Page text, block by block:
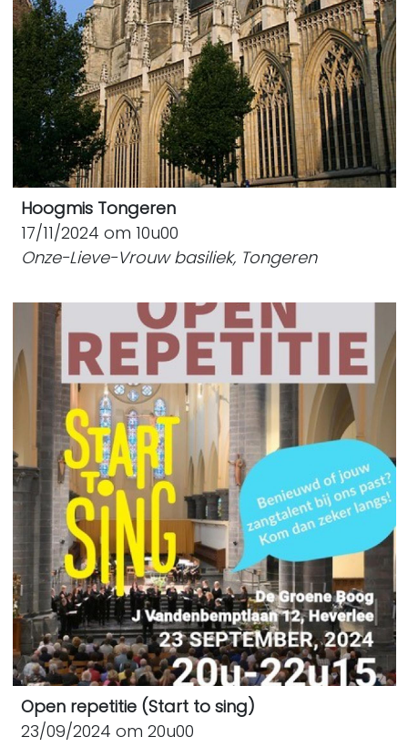
Hoogmis Tongeren
17/11/2024 om 10u00
Onze-Lieve-Vrouw basiliek, Tongeren
Open repetitie (Start to sing)
23/09/2024 om 20u00